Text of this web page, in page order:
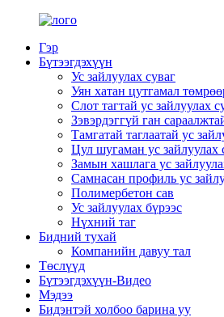
Гэр
Бүтээгдэхүүн
Ус зайлуулах суваг
Уян хатан цутгамал
Слот тагтай ус зайлуулах
Зэвэрдэггүй ган
Тамгатай таглаатай ус
Цул шугаман ус зайлуулах
Замын хашлага ус
Самнасан профиль ус
Полимербетон сав
Ус зайлуулах бүрээс
Нүхний таг
Бидний тухай
Компанийн давуу тал
Төслүүд
Бүтээгдэхүүн-Видео
Мэдээ
Бидэнтэй холбоо барина уу